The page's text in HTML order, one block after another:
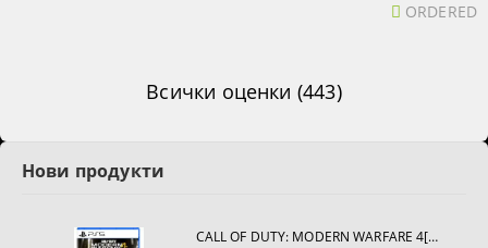
ORDERED
Всички оценки (443)
Нови продукти
CALL OF DUTY: MODERN WARFARE 4[PS5]